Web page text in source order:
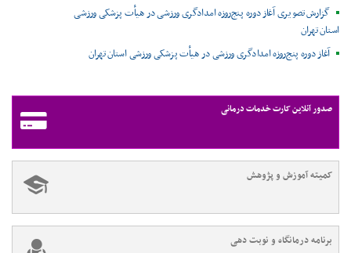
گزارش تصویری آغاز دوره پنج‌روزه امدادگری ورزشی در هیأت پزشکی ورزشی
استان تهران
آغاز دوره پنج‌روزه امدادگری ورزشی در هیأت پزشکی ورزشی استان تهران
صدور آنلاین کارت خدمات درمانی
کمیته آموزش و پژوهش
برنامه درمانگاه و نوبت دهی